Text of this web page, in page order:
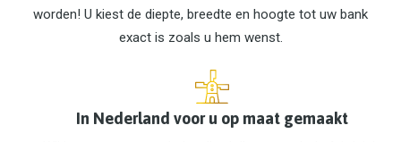
worden! U kiest de diepte, breedte en hoogte tot uw bank
exact is zoals u hem wenst.
In Nederland voor u op maat gemaakt